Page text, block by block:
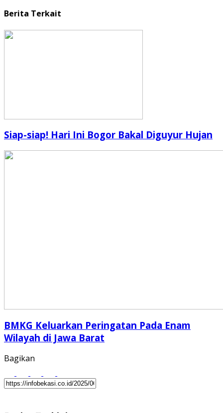
Berita Terkait
Siap-siap! Hari Ini Bogor Bakal Diguyur Hujan
BMKG Keluarkan Peringatan Pada Enam
Wilayah di Jawa Barat
Bagikan